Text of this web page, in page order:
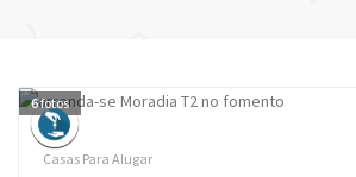
6fotos
Casas Para Alugar